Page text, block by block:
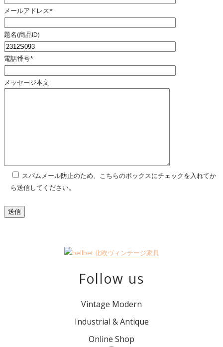
メールアドレス*
題名(商品ID)
電話番号*
メッセージ本文
スパムメール防止のため、こちらのボックスにチェックを入れてか
ら送信してください。
Follow us
Vintage Modern
Industrial & Antique
Online Shop